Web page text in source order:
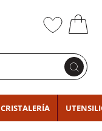
CRISTALERÍA